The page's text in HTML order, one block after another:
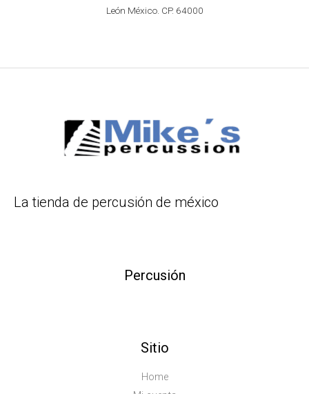
León México. CP. 64000
La tienda de percusión de méxico
Percusión
Sitio
Home